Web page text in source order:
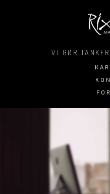
VI GØR